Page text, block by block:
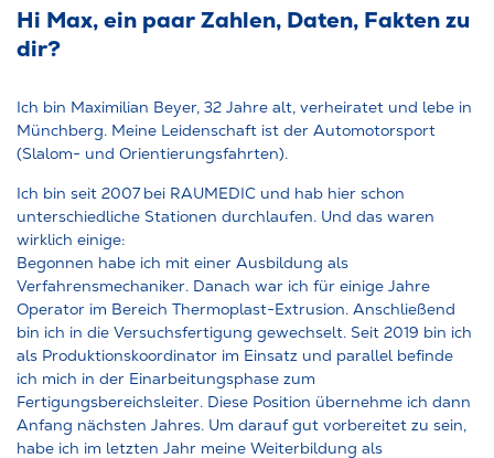
Hi Max, ein paar Zahlen, Daten, Fakten zu
dir?
Ich bin Maximilian Beyer, 32 Jahre alt, verheiratet und lebe in
Münchberg. Meine Leidenschaft ist der Automotorsport
(Slalom- und Orientierungsfahrten).
Ich bin seit 2007 bei RAUMEDIC und hab hier schon
unterschiedliche Stationen durchlaufen. Und das waren
wirklich einige:
Begonnen habe ich mit einer Ausbildung als
Verfahrensmechaniker. Danach war ich für einige Jahre
Operator im Bereich Thermoplast-Extrusion. Anschließend
bin ich in die Versuchsfertigung gewechselt. Seit 2019 bin ich
als Produktionskoordinator im Einsatz und parallel befinde
ich mich in der Einarbeitungsphase zum
Fertigungsbereichsleiter. Diese Position übernehme ich dann
Anfang nächsten Jahres. Um darauf gut vorbereitet zu sein,
habe ich im letzten Jahr meine Weiterbildung als